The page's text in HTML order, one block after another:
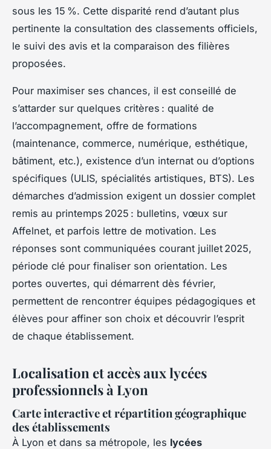
sous les 15 %. Cette disparité rend d’autant plus
pertinente la consultation des classements officiels,
le suivi des avis et la comparaison des filières
proposées.
Pour maximiser ses chances, il est conseillé de
s’attarder sur quelques critères : qualité de
l’accompagnement, offre de formations
(maintenance, commerce, numérique, esthétique,
bâtiment, etc.), existence d’un internat ou d’options
spécifiques (ULIS, spécialités artistiques, BTS). Les
démarches d’admission exigent un dossier complet
remis au printemps 2025 : bulletins, vœux sur
Affelnet, et parfois lettre de motivation. Les
réponses sont communiquées courant juillet 2025,
période clé pour finaliser son orientation. Les
portes ouvertes, qui démarrent dès février,
permettent de rencontrer équipes pédagogiques et
élèves pour affiner son choix et découvrir l’esprit
de chaque établissement.
Localisation et accès aux lycées
professionnels à Lyon
Carte interactive et répartition géographique
des établissements
À Lyon et dans sa métropole, les lycées